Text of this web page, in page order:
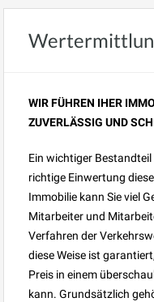
WIR FÜHREN IHER
ZUVERLÄSSIG UND
Ein wichtiger
richtige Einwertung
Immobilie kann Sie viel
Mitarbeiter und
Verfahren der
diese Weise ist
Preis in einem
kann. Grundsätzlich